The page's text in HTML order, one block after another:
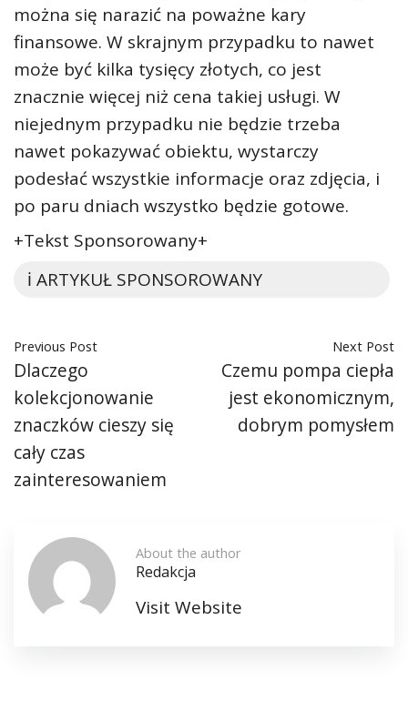
można się narazić na poważne kary
finansowe. W skrajnym przypadku to nawet
może być kilka tysięcy złotych, co jest
znacznie więcej niż cena takiej usługi. W
niejednym przypadku nie będzie trzeba
nawet pokazywać obiektu, wystarczy
podesłać wszystkie informacje oraz zdjęcia, i
po paru dniach wszystko będzie gotowe.
+Tekst Sponsorowany+
ℹ️ ARTYKUŁ SPONSOROWANY
Previous Post
Dlaczego
kolekcjonowanie
znaczków cieszy się
cały czas
zainteresowaniem
Next Post
Czemu pompa ciepła
jest ekonomicznym,
dobrym pomysłem
About the author
Redakcja
Visit Website